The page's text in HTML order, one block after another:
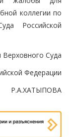
коллегии по
Российской
Верховного Суда
Федерации
Р.А.ХАТЫПОВА